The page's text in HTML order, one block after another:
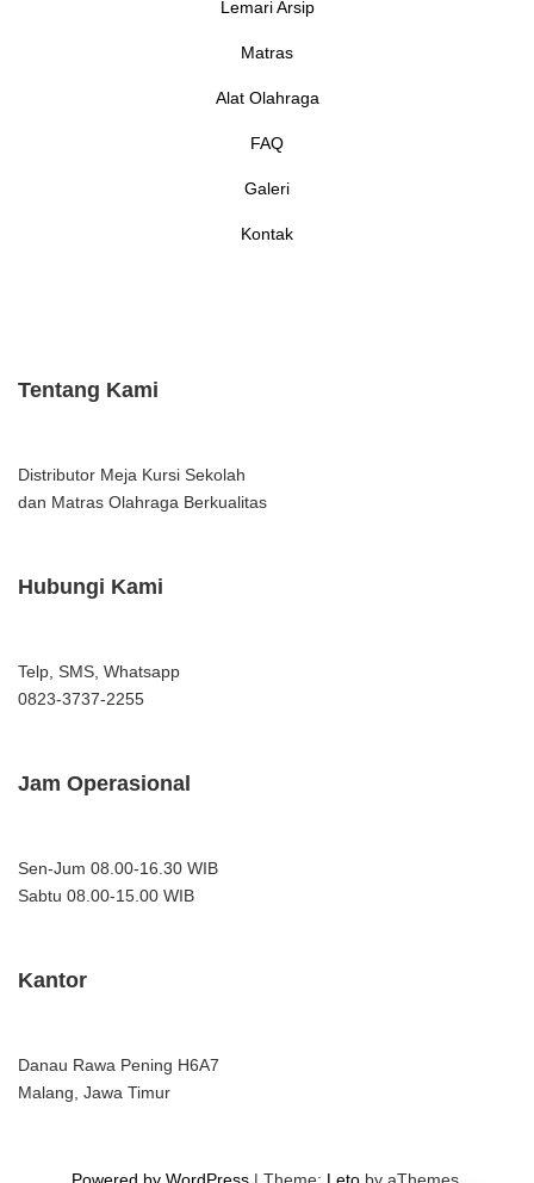
Lemari Arsip
Matras
Alat Olahraga
FAQ
Galeri
Kontak
Tentang Kami
Distributor Meja Kursi Sekolah
dan Matras Olahraga Berkualitas
Hubungi Kami
Telp, SMS, Whatsapp
0823-3737-2255
Jam Operasional
Sen-Jum 08.00-16.30 WIB
Sabtu 08.00-15.00 WIB
Kantor
Danau Rawa Pening H6A7
Malang, Jawa Timur